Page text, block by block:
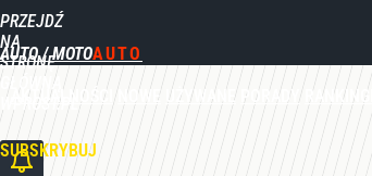
PRZEJDŹ
NA
STRONĘ
GŁÓWNĄ
WPROST.PL
AUTO / MOTO
AKTUALNOŚCI NOWE UŻYWANE PORADY RANKINGI
SUBSKRYBUJ